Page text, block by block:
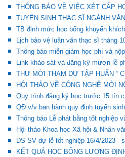
THÔNG BÁO VỀ VIỆC XÉT CẤP
TUYỂN SINH THẠC SĨ NGÀNH
TB định mức học bổng khuyến
Lịch bảo vệ luận văn thạc sĩ tháng
Thông báo miễn giảm học phí và
Link khảo sát và đăng ký mượn lễ
THƯ MỜI THAM DỰ TẬP HUẤN “
HỘI THẢO VỀ CÔNG NGHỆ MỚI
Quy trình đăng ký học trước 15 tín
QĐ v/v ban hành quy định tuyển
Thông báo Lễ phát bằng tốt nghiệp
Hội thảo Khoa học Xã hội & Nhân
DS SV dự lễ tốt nghiệp 16/4/2023 -
KẾT QUẢ HỌC BỔNG LƯƠNG